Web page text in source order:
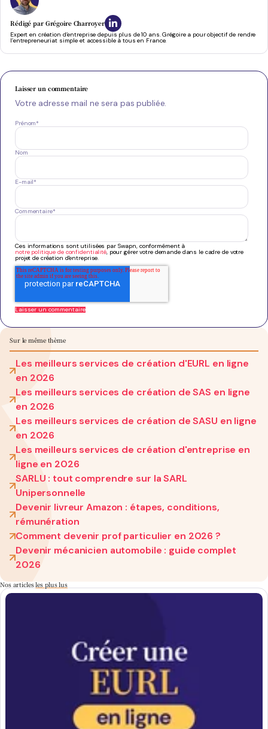
Rédigé par Grégoire Charroyer
Expert en création d’entreprise depuis plus de 10 ans. Grégoire a pour objectif de rendre
l’entrepreneuriat simple et accessible à tous en France.
Laisser un commentaire
Votre adresse mail ne sera pas publiée.
Prénom*
Nom
E-mail*
Commentaire*
Ces informations sont utilisées par Swapn, conformément à
notre politique de confidentialité, pour gérer votre demande dans le cadre de votre
projet de création d'entreprise.
Sur le même thème
Les meilleurs services de création d'EURL en ligne
en 2026
Les meilleurs services de création de SAS en ligne
en 2026
Les meilleurs services de création de SASU en ligne
en 2026
Les meilleurs services de création d'entreprise en
ligne en 2026
SARLU : tout comprendre sur la SARL
Unipersonnelle
Devenir livreur Amazon : étapes, conditions,
rémunération
Comment devenir prof particulier en 2026 ?
Devenir mécanicien automobile : guide complet
2026
Nos articlesles plus lus